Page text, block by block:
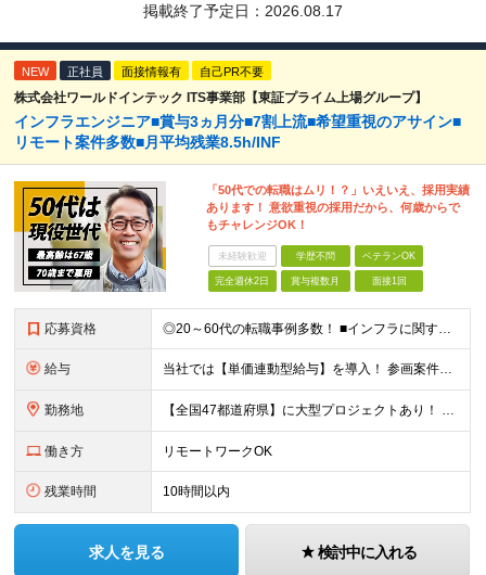
掲載終了予定日： 2026.08.17
NEW 正社員 面接情報有 自己PR不要
株式会社ワールドインテック ITS事業部【東証プライム上場グループ】
インフラエンジニア■賞与3ヵ月分■7割上流■希望重視のアサイン■
リモート案件多数■月平均残業8.5h/INF
「50代での転職はムリ！？」いえいえ、採用実績
あります！ 意欲重視の採用だから、何歳からで
もチャレンジOK！
未経験歓迎 学歴不問 ベテランOK
完全週休2日 賞与複数月 面接1回
応募資格 ◎20～60代の転職事例多数！ ■インフラに関する何らかのご経験 ■学歴不問/転職回数は一切不問！
給与 当社では【単価連動型給与】を導入！ 参画案件の契約単価に連動して給与が決定。 還元率は単価の【70％～80％】と東証プライム上場グループとして高水準です！（社会保険料・教育コスト含む） ■関東：月給
勤務地 【全国47都道府県】に大型プロジェクトあり！ 主要勤務地： 北海道/宮城県/栃木県/埼玉県/千葉県/東京都/神奈川県/愛知県/大阪府/京都府/兵庫県/広島県/福岡県/熊本県 ※勤務エリアは、あなたの
働き方 リモートワークOK
残業時間 10時間以内
求人を見る 検討中に入れる